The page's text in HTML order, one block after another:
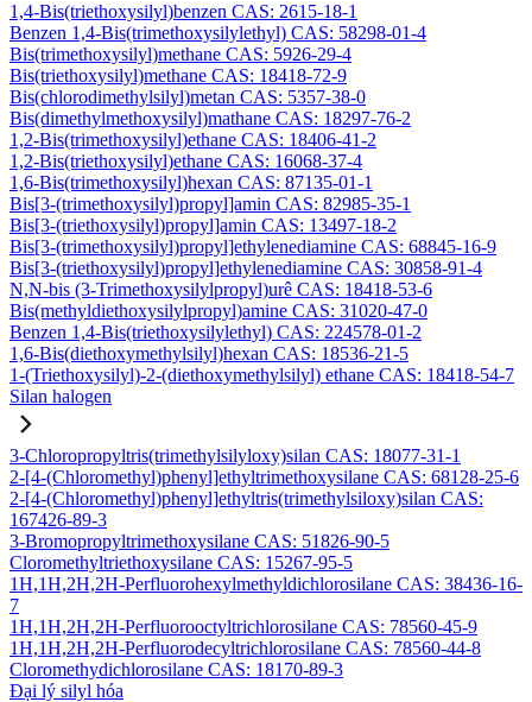
1,4-Bis(triethoxysilyl)benzen CAS: 2615-18-1
Benzen 1,4-Bis(trimethoxysilylethyl) CAS: 58298-01-4
Bis(trimethoxysilyl)methane CAS: 5926-29-4
Bis(triethoxysilyl)methane CAS: 18418-72-9
Bis(chlorodimethylsilyl)metan CAS: 5357-38-0
Bis(dimethylmethoxysilyl)mathane CAS: 18297-76-2
1,2-Bis(trimethoxysilyl)ethane CAS: 18406-41-2
1,2-Bis(triethoxysilyl)ethane CAS: 16068-37-4
1,6-Bis(trimethoxysilyl)hexan CAS: 87135-01-1
Bis[3-(trimethoxysilyl)propyl]amin CAS: 82985-35-1
Bis[3-(triethoxysilyl)propyl]amin CAS: 13497-18-2
Bis[3-(trimethoxysilyl)propyl]ethylenediamine CAS: 68845-16-9
Bis[3-(triethoxysilyl)propyl]ethylenediamine CAS: 30858-91-4
N,N-bis (3-Trimethoxysilylpropyl)urê CAS: 18418-53-6
Bis(methyldiethoxysilylpropyl)amine CAS: 31020-47-0
Benzen 1,4-Bis(triethoxysilylethyl) CAS: 224578-01-2
1,6-Bis(diethoxymethylsilyl)hexan CAS: 18536-21-5
1-(Triethoxysilyl)-2-(diethoxymethylsilyl) ethane CAS: 18418-54-7
Silan halogen
3-Chloropropyltris(trimethylsilyloxy)silan CAS: 18077-31-1
2-[4-(Chloromethyl)phenyl]ethyltrimethoxysilane CAS: 68128-25-6
2-[4-(Chloromethyl)phenyl]ethyltris(trimethylsiloxy)silan CAS:
167426-89-3
3-Bromopropyltrimethoxysilane CAS: 51826-90-5
Cloromethyltriethoxysilane CAS: 15267-95-5
1H,1H,2H,2H-Perfluorohexylmethyldichlorosilane CAS: 38436-16-
7
1H,1H,2H,2H-Perfluorooctyltrichlorosilane CAS: 78560-45-9
1H,1H,2H,2H-Perfluorodecyltrichlorosilane CAS: 78560-44-8
Cloromethydichlorosilane CAS: 18170-89-3
Đại lý silyl hóa